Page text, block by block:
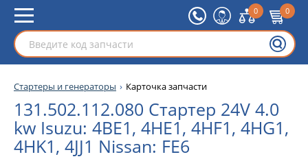
0 0
Стартеры и генераторы Карточка запчасти
131.502.112.080 Стартер 24V 4.0
kw Isuzu: 4BE1, 4HE1, 4HF1, 4HG1,
4HK1, 4JJ1 Nissan: FE6